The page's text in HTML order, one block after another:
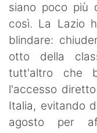
siano poco più
così. La Lazio
blindare:
otto della
tutt'altro che
l'accesso
Italia, evitando
agosto per